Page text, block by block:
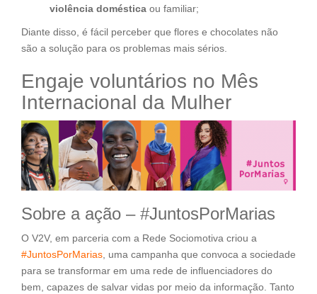
violência doméstica ou familiar;
Diante disso, é fácil perceber que flores e chocolates não
são a solução para os problemas mais sérios.
Engaje voluntários no Mês
Internacional da Mulher
Sobre a ação – #JuntosPorMarias
O V2V, em parceria com a Rede Sociomotiva criou a
#JuntosPorMarias , uma campanha que convoca a sociedade
para se transformar em uma rede de influenciadores do
bem, capazes de salvar vidas por meio da informação. Tanto